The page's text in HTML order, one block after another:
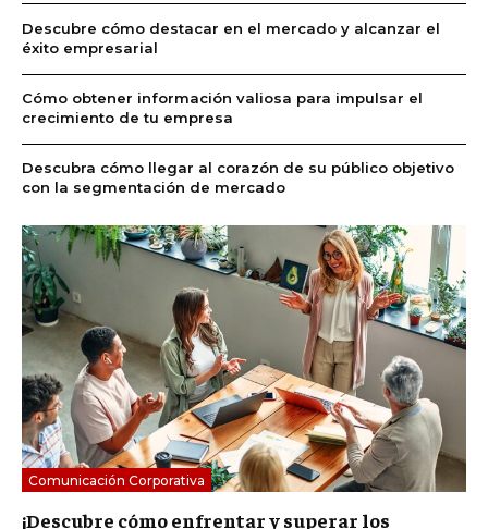
Descubre cómo destacar en el mercado y alcanzar el
éxito empresarial
Cómo obtener información valiosa para impulsar el
crecimiento de tu empresa
Descubra cómo llegar al corazón de su público objetivo
con la segmentación de mercado
Comunicación Corporativa
¡Descubre cómo enfrentar y superar los